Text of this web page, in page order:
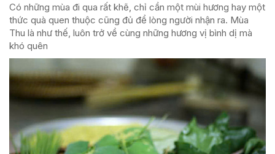
Có những mùa đi qua rất khẽ, chỉ cần một mùi hương hay một
thức quà quen thuộc cũng đủ để lòng người nhận ra. Mùa
Thu là như thế, luôn trở về cùng những hương vị bình dị mà
khó quên